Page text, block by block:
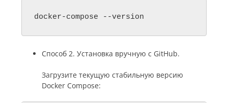
docker-compose --version
Способ 2. Установка вручную с GitHub.
Загрузите текущую стабильную версию
Docker Compose: